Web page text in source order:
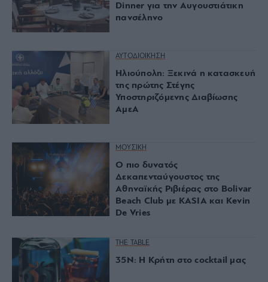
Dinner για την Αυγουστιάτικη
πανσέληνο
ΑΥΤΟΔΙΟΙΚΗΣΗ
Ηλιούπολη: Ξεκινά η κατασκευή
της πρώτης Στέγης
Υποστηριζόμενης Διαβίωσης
ΑμεΑ
ΜΟΥΣΙΚΗ
Ο πιο δυνατός
Δεκαπενταύγουστος της
Αθηναϊκής Ριβιέρας στο Bolivar
Beach Club με KASIA και Kevin
De Vries
THE TABLE
35Ν: Η Κρήτη στο cocktail μας